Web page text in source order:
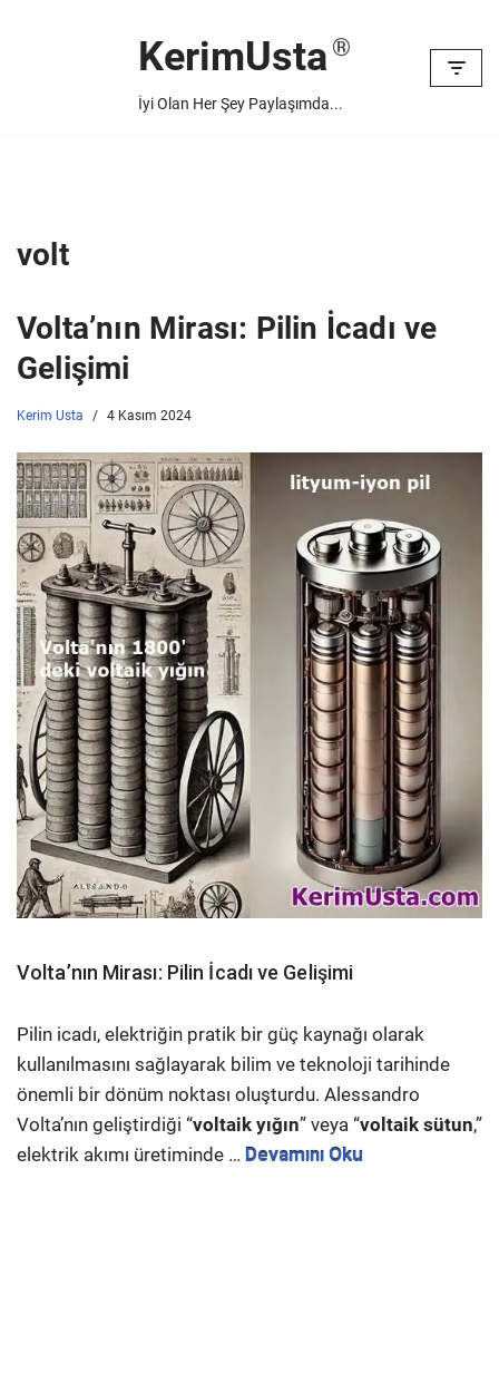
KerimUsta
İyi Olan Her Şey Paylaşımda...
volt
Volta’nın Mirası: Pilin İcadı ve
Gelişimi
Kerim Usta 4 Kasım 2024
Volta’nın Mirası: Pilin İcadı ve Gelişimi
Pilin icadı, elektriğin pratik bir güç kaynağı olarak
kullanılmasını sağlayarak bilim ve teknoloji tarihinde
önemli bir dönüm noktası oluşturdu. Alessandro
Volta’nın geliştirdiği “voltaik yığın” veya “voltaik sütun,”
elektrik akımı üretiminde … Devamını Oku